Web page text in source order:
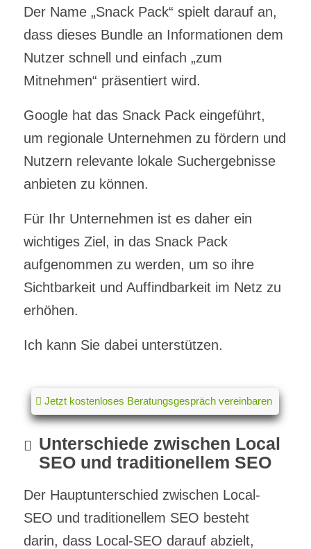
Der Name „Snack Pack“ spielt darauf an,
dass dieses Bundle an Informationen dem
Nutzer schnell und einfach „zum
Mitnehmen“ präsentiert wird.
Google hat das Snack Pack eingeführt,
um regionale Unternehmen zu fördern und
Nutzern relevante lokale Suchergebnisse
anbieten zu können.
Für Ihr Unternehmen ist es daher ein
wichtiges Ziel, in das Snack Pack
aufgenommen zu werden, um so ihre
Sichtbarkeit und Auffindbarkeit im Netz zu
erhöhen.
Ich kann Sie dabei unterstützen.
Jetzt kostenloses Beratungsgespräch vereinbaren
Unterschiede zwischen Local
SEO und traditionellem SEO
Der Hauptunterschied zwischen Local-
SEO und traditionellem SEO besteht
darin, dass Local-SEO darauf abzielt,